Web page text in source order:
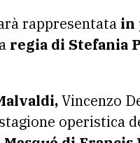
rappresentata in
regia di Stefania
Vincenzo
operistica